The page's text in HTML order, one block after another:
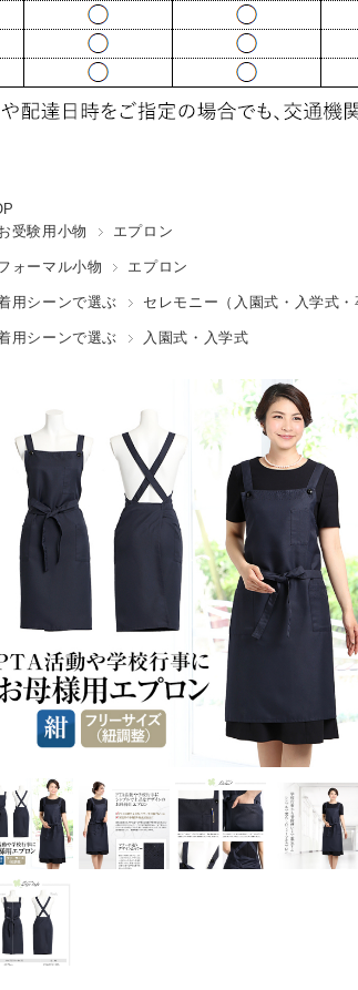
受験用小物
エプロン
ォーマル小物 エプロン
用シーンで選ぶ セレモニー（入園式・入学式・
用シーンで選ぶ 入園式・入学式